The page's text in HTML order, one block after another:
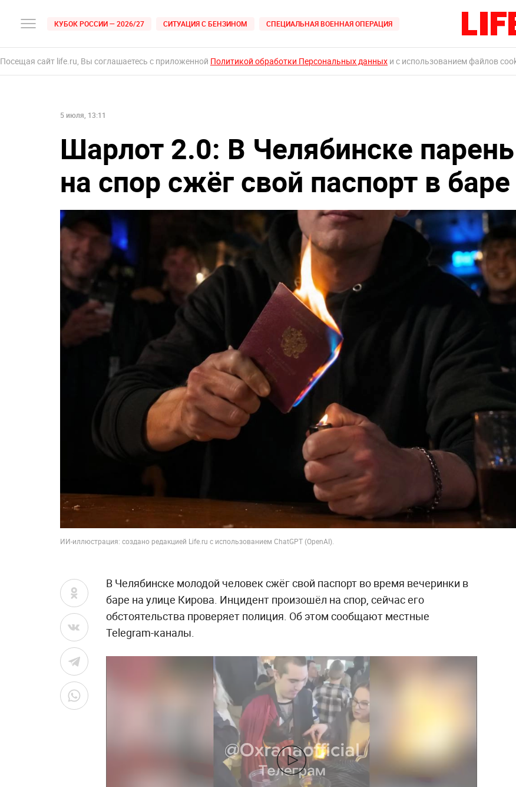
КУБОК РОССИИ — 2026/27 СИТУАЦИЯ С БЕНЗИНОМ СПЕЦИАЛЬНАЯ ВОЕННАЯ ОПЕРАЦИЯ
Посещая сайт life.ru, Вы соглашаетесь с приложенной Политикой обработки Персональных данных и с использованием файлов
5 июля, 13:11
Шарлот 2.0: В Челябинске парень
на спор сжёг свой паспорт в баре
ИИ-иллюстрация: создано редакцией Life.ru с использованием ChatGPT (OpenAI).
В Челябинске молодой человек сжёг свой паспорт во время вечеринки в
баре на улице Кирова. Инцидент произошёл на спор, сейчас его
обстоятельства проверяет полиция. Об этом сообщают местные
Telegram-каналы.